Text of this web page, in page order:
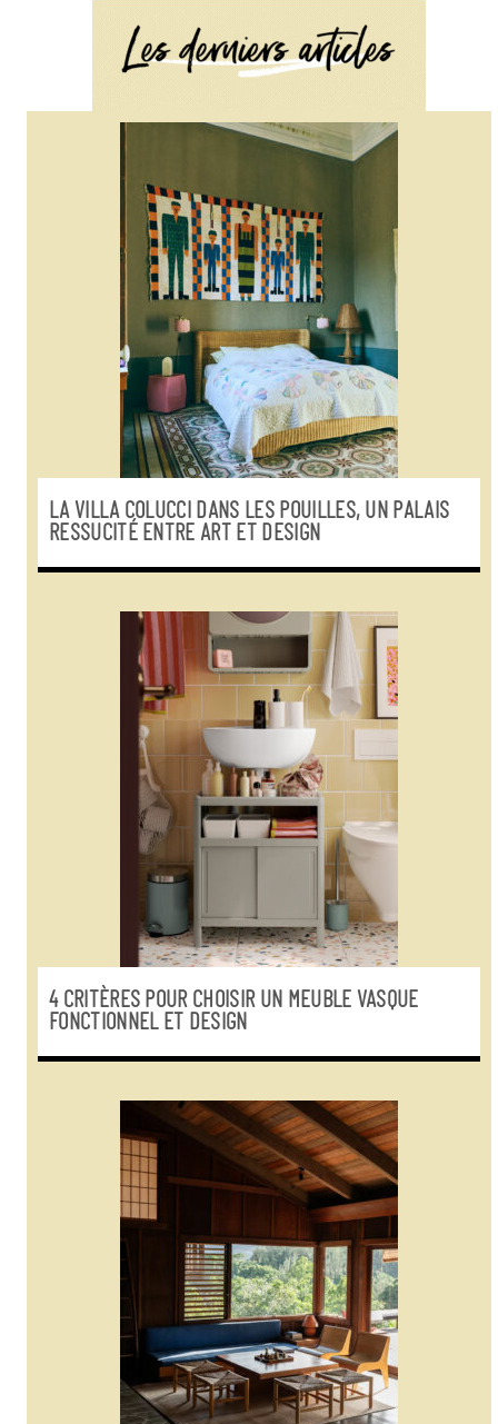
LA VILLA COLUCCI DANS LES POUILLES, UN PALAIS
RESSUCITÉ ENTRE ART ET DESIGN
4 CRITÈRES POUR CHOISIR UN MEUBLE VASQUE
FONCTIONNEL ET DESIGN